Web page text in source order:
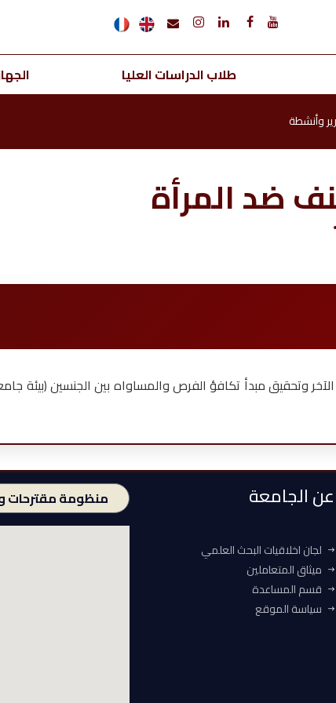
طلاب الدراسات العليا
وأنشطة
ضد المرأة
وتحقيق مبدأ تكافؤ الفرص والمساواه بين الجنسين (بيئة
عن الجامعة
لجان اخلاقيات البحث العلمي
ميثاق المتعاملين
قسم المساعدة
سياسة الموقع
منظومة مقترحات